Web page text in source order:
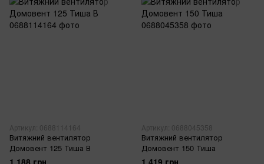
Артикул: 0688114164
Витяжний вентилятор
Домовент 125 Тиша В
1 188 грн
Артикул: 0688045358
Витяжний вентилятор
Домовент 150 Тиша
1 419 грн